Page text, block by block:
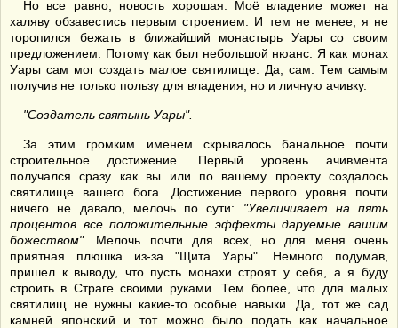
Но все равно, новость хорошая. Моё владение может на
халяву обзавестись первым строением. И тем не менее, я не
торопился бежать в ближайший монастырь Уары со своим
предложением. Потому как был небольшой нюанс. Я как монах
Уары сам мог создать малое святилище. Да, сам. Тем самым
получив не только пользу для владения, но и личную ачивку.
"Создатель святынь Уары".
За этим громким именем скрывалось банальное почти
строительное достижение. Первый уровень ачивмента
получался сразу как вы или по вашему проекту создалось
святилище вашего бога. Достижение первого уровня почти
ничего не давало, мелочь по сути: "Увеличивает на пять
процентов все положительные эффекты даруемые вашим
божеством". Мелочь почти для всех, но для меня очень
приятная плюшка из-за "Щита Уары". Немного подумав,
пришел к выводу, что пусть монахи строят у себя, а я буду
строить в Страге своими руками. Тем более, что для малых
святилищ не нужны какие-то особые навыки. Да, тот же сад
камней японский и тот можно было подать как начальное